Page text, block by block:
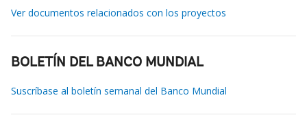
Ver documentos relacionados con los proyectos
BOLETÍN DEL BANCO MUNDIAL
Suscríbase al boletín semanal del Banco Mundial